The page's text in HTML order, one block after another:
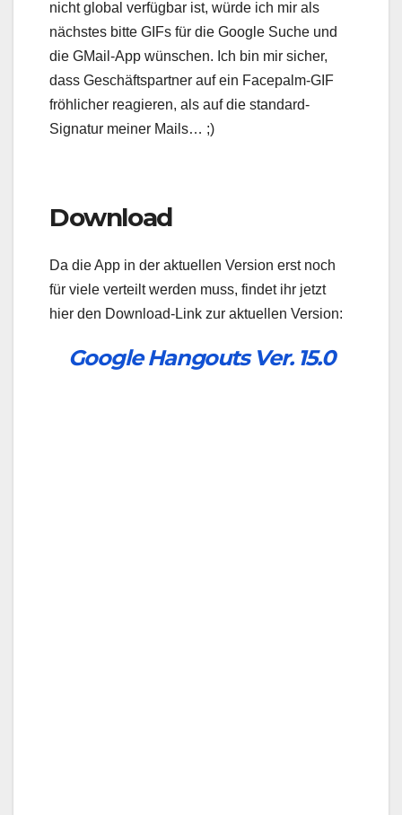
nicht global verfügbar ist, würde ich mir als
nächstes bitte GIFs für die Google Suche und
die GMail-App wünschen. Ich bin mir sicher,
dass Geschäftspartner auf ein Facepalm-GIF
fröhlicher reagieren, als auf die standard-
Signatur meiner Mails… ;)
Download
Da die App in der aktuellen Version erst noch
für viele verteilt werden muss, findet ihr jetzt
hier den Download-Link zur aktuellen Version:
Google Hangouts Ver. 15.0